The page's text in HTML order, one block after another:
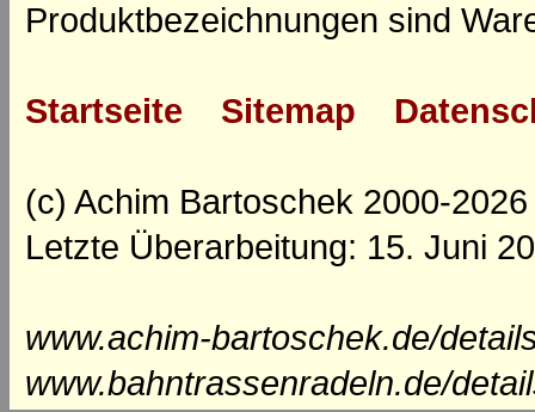
Produktbezeichnungen sind
Startseite Sitemap
(c) Achim Bartoschek 2000-2026
Letzte Überarbeitung: 15. Juni
www.achim-bartoschek.de/
www.bahntrassenradeln.de/